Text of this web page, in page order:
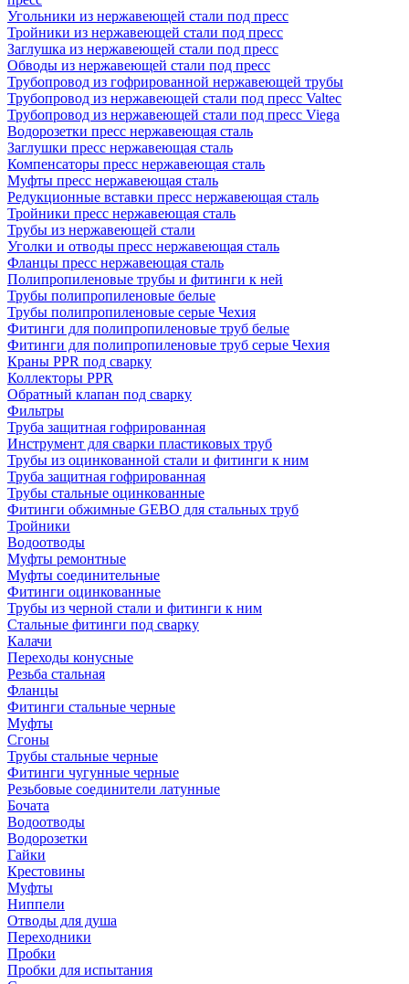
Угольники из нержавеющей стали под пресс
Тройники из нержавеющей стали под пресс
Заглушка из нержавеющей стали под пресс
Обводы из нержавеющей стали под пресс
Трубопровод из гофрированной нержавеющей трубы
Трубопровод из нержавеющей стали под пресс Valtec
Трубопровод из нержавеющей стали под пресс Viega
Водорозетки пресс нержавеющая сталь
Заглушки пресс нержавеющая сталь
Компенсаторы пресс нержавеющая сталь
Муфты пресс нержавеющая сталь
Редукционные вставки пресс нержавеющая сталь
Тройники пресс нержавеющая сталь
Трубы из нержавеющей стали
Уголки и отводы пресс нержавеющая сталь
Фланцы пресс нержавеющая сталь
Полипропиленовые трубы и фитинги к ней
Трубы полипропиленовые белые
Трубы полипропиленовые серые Чехия
Фитинги для полипропиленовые труб белые
Фитинги для полипропиленовые труб серые Чехия
Краны PPR под сварку
Коллекторы PPR
Обратный клапан под сварку
Фильтры
Труба защитная гофрированная
Инструмент для сварки пластиковых труб
Трубы из оцинкованной стали и фитинги к ним
Труба защитная гофрированная
Трубы стальные оцинкованные
Фитинги обжимные GEBO для стальных труб
Тройники
Водоотводы
Муфты ремонтные
Муфты соединительные
Фитинги оцинкованные
Трубы из черной стали и фитинги к ним
Стальные фитинги под сварку
Калачи
Переходы конусные
Резьба стальная
Фланцы
Фитинги стальные черные
Муфты
Сгоны
Трубы стальные черные
Фитинги чугунные черные
Резьбовые соединители латунные
Бочата
Водоотводы
Водорозетки
Гайки
Крестовины
Муфты
Ниппели
Отводы для душа
Переходники
Пробки
Пробки для испытания